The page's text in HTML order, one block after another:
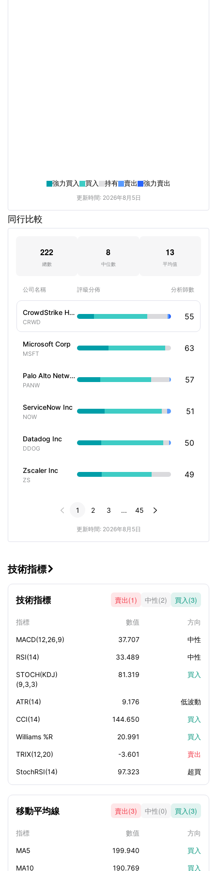
強力買入 買入 持有 賣出 強力賣出
更新時間: 2026年8月5日
同行比較
222
總數
8
中位數
13
平均值
公司名稱 評級分佈 分析師數
CrowdStrike Holdings Inc
CRWD
55
Microsoft Corp
MSFT
63
Palo Alto Networks Inc
PANW
57
ServiceNow Inc
NOW
51
Datadog Inc
DDOG
50
Zscaler Inc
ZS
49
 1 2 3 ... 45 
更新時間: 2026年8月5日
技術指標
技術指標 賣出(1) 中性(2) 買入(3)
指標 數值 方向
MACD(12,26,9) 37.707 中性
RSI(14) 33.489 中性
STOCH(KDJ)
(9,3,3)
81.319 買入
ATR(14) 9.176 低波動
CCI(14) 144.650 買入
Williams %R 20.991 買入
TRIX(12,20) -3.601 賣出
StochRSI(14) 97.323 超買
移動平均線 賣出(3) 中性(0) 買入(3)
指標 數值 方向
MA5 199.940 買入
MA10 190.769 買入